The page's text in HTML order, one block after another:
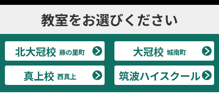
教室をお選びください
北大冠校 藤の里町 大冠校 城南町
真上校 西真上 筑波ハイスクール